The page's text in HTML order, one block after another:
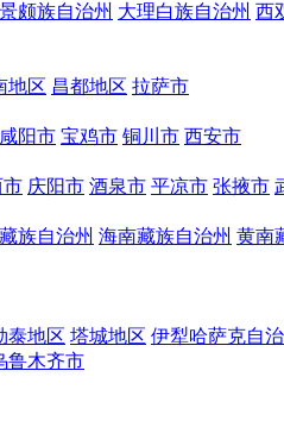
颇族自治州 大理白族自治州 西
地区 昌都地区 拉萨市
咸阳市 宝鸡市 铜川市 西安市
市 庆阳市 酒泉市 平凉市 张掖市
族自治州 海南藏族自治州 黄南
泰地区 塔城地区 伊犁哈萨克自
鲁木齐市